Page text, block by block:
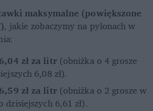
maksymalne (powiększone
, jakie zobaczymy na pylonach w
6,04 zł za litr (obniżka o 4 grosze
6,08 zł).
6,59 zł za litr (obniżka o 2 grosze w
6,61 zł).